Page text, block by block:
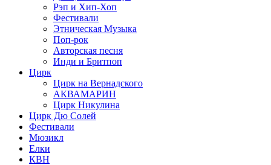
Рэп и Хип-Хоп
Фестивали
Этническая Музыка
Поп-рок
Авторская песня
Инди и Бритпоп
Цирк
Цирк на Вернадского
АКВАМАРИН
Цирк Никулина
Цирк Дю Солей
Фестивали
Мюзикл
Елки
КВН